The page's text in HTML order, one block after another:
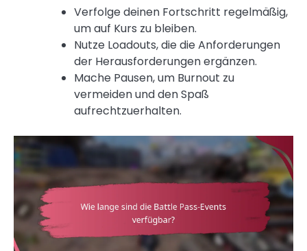
Verfolge deinen Fortschritt regelmäßig,
um auf Kurs zu bleiben.
Nutze Loadouts, die die Anforderungen
der Herausforderungen ergänzen.
Mache Pausen, um Burnout zu
vermeiden und den Spaß
aufrechtzuerhalten.